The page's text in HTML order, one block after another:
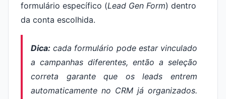
formulário específico (Lead Gen Form) dentro
da conta escolhida.
Dica: cada formulário pode estar vinculado
a campanhas diferentes, então a seleção
correta garante que os leads entrem
automaticamente no CRM já organizados.